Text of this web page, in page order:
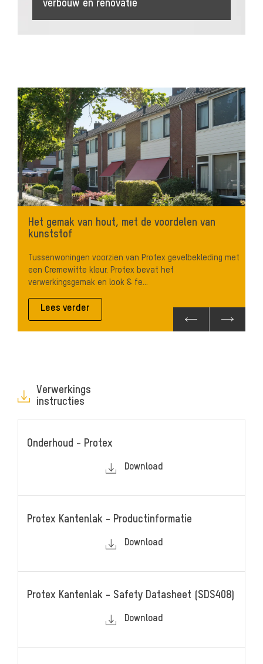
verbouw en renovatie
Het gemak van hout, met de voordelen van
kunststof
Tussenwoningen voorzien van Protex gevelbekleding met
een Cremewitte kleur. Protex bevat het
verwerkingsgemak en look & fe...
Lees verder
Verwerkings
instructies
Onderhoud - Protex
Download
Protex Kantenlak - Productinformatie
Download
Protex Kantenlak - Safety Datasheet (SDS408)
Download